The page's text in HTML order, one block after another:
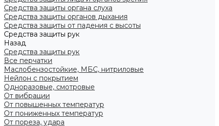
Средства защиты органа слуха
Средства защиты органов дыхания
Средства защиты от падения с высоты
Средства защиты рук
Назад
Средства защиты рук
Все перчатки
Маслобензостойкие, МБС, нитриловые
Нейлон с покрытием
Одноразовые, смотровые
От вибрации
От повышенных температур
От пониженных температур
От пореза, удара